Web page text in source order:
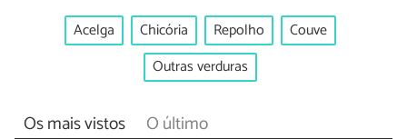
Acelga Chicória Repolho
Couve
Outras verduras
Os mais vistos O último